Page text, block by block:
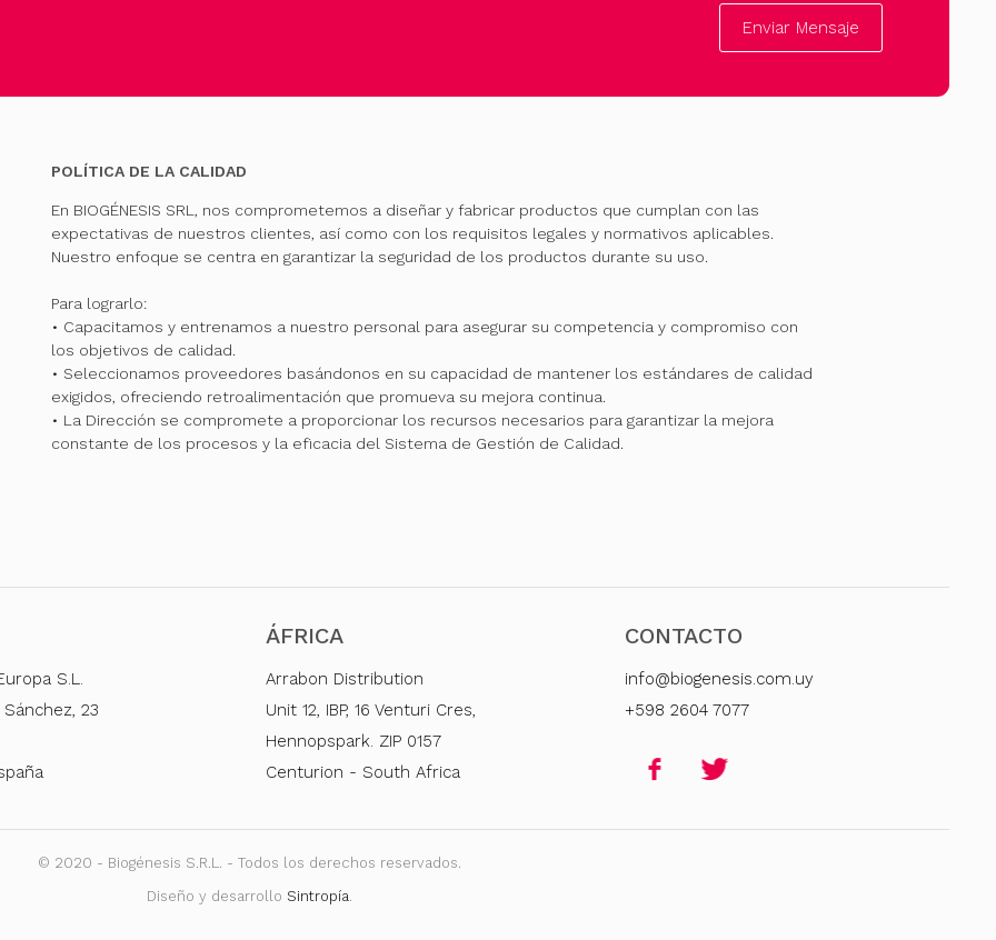
Enviar Mensaje
POLÍTICA DE LA CALIDAD
En BIOGÉNESIS SRL, nos comprometemos a diseñar y fabricar productos que cumplan con las
expectativas de nuestros clientes, así como con los requisitos legales y normativos aplicables.
Nuestro enfoque se centra en garantizar la seguridad de los productos durante su uso.
Para lograrlo:
• Capacitamos y entrenamos a nuestro personal para asegurar su competencia y compromiso con
los objetivos de calidad.
• Seleccionamos proveedores basándonos en su capacidad de mantener los estándares de calidad
exigidos, ofreciendo retroalimentación que promueva su mejora continua.
• La Dirección se compromete a proporcionar los recursos necesarios para garantizar la mejora
constante de los procesos y la eficacia del Sistema de Gestión de Calidad.
S.L.
23
ÁFRICA
Arrabon Distribution
Unit 12, IBP, 16 Venturi Cres,
Hennopspark. ZIP 0157
Centurion - South Africa
CONTACTO
info@biogenesis.com.uy
+598 2604 7077
© 2020 - Biogénesis S.R.L. - Todos los derechos reservados.
Diseño y desarrollo Sintropía